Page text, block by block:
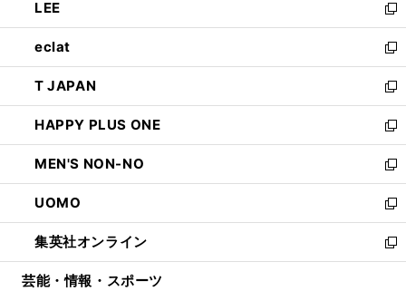
く
で
開
く
ド
ウ
で
開
く
ィ
ン
ド
ウ
で
開
く
い
ウ
ィ
ン
ド
ウ
で
開
く
LEE
新
し
い
ウ
ィ
ン
ド
ウ
で
開
く
eclat
新
し
い
ウ
ィ
ン
ド
ウ
で
開
く
T JAPAN
新
し
い
ウ
ィ
ン
ド
ウ
で
開
HAPPY PLUS ONE
新
し
い
ウ
ィ
ン
ド
ウ
MEN'S NON-NO
新
し
い
ウ
ィ
ン
UOMO
新
し
い
ウ
集英社オンライン
新
し
芸能・情報・スポーツ